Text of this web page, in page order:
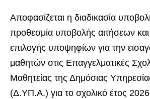
Αποφασίζεται η διαδικασία
προθεσμία υποβολής αιτήσεων και
επιλογής υποψηφίων για την
μαθητών στις Επαγγελματικές
Μαθητείας της Δημόσιας
(Δ.ΥΠ.Α.) για το σχολικό έτος